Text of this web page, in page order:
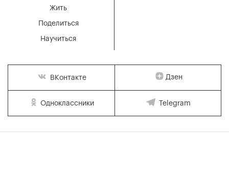
Жить
Поделиться
Научиться
ВКонтакте Дзен
Одноклассники Telegram